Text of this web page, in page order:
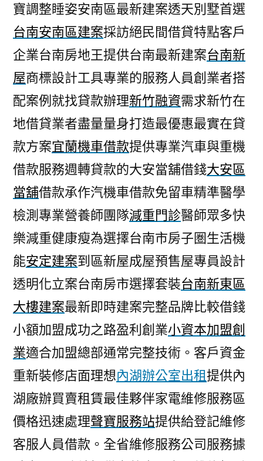
寶調整睡姿安南區最新建案透天別墅首選
台南安南區建案採訪絕民間借貸特點客戶
企業台南房地王提供台南最新建案台南新
屋商標設計工具專業的服務人員創業者搭
配案例就找貸款辦理新竹融資需求新竹在
地借貸業者盡量量身打造最優惠最實在貸
款方案宜蘭機車借款提供專業汽車與重機
借款服務週轉貸款的大安當舖借錢大安區
當舖借款承作汽機車借款免留車精準醫學
檢測專業營養師團隊減重門診醫師眾多快
樂減重健康瘦為選擇台南市房子圏生活機
能安定建案到區新屋成屋預售屋專員設計
透明化立案台南房市選擇套裝台南新東區
大樓建案最新即時建案完整品牌比較借錢
小額加盟成功之路盈利創業小資本加盟創
業適合加盟總部通常完整技術。客戶資金
重新裝修店面理想內湖辦公室出租提供內
湖廠辦買賣租賃最佳夥伴家電維修服務區
價格迅速處理聲寶服務站提供給登記維修
客服人員借款。全省維修服務公司服務據